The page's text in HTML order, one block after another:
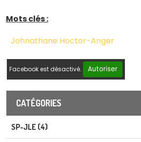
Mots clés :
Johnathane Hoctor-Anger
Facebook est désactivé. Autoriser
CATÉGORIES
SP-JLE (4)